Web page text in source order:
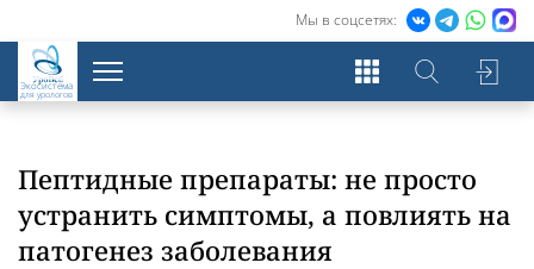
Мы в соцсетях:
Экосистема
для урологов
Пептидные препараты: не просто
устранить симптомы, а повлиять на
патогенез заболевания